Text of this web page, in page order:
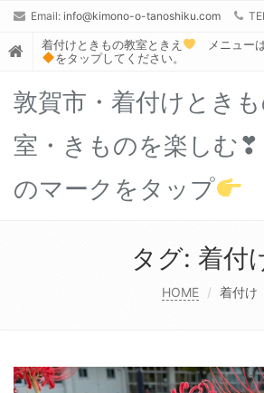
Email: info@kimono-o-tanoshiku.com
着付けときもの教室ときえ
メニュー
をタップしてください。
敦賀市・着付けとき
室・きものを楽しむ
のマークをタップ
タグ: 着付
HOME 着付け